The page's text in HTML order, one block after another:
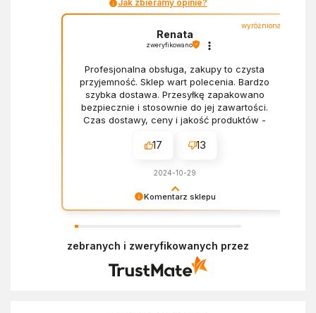
Jak zbieramy opinie?
Komentarz sklepu
doświadczeniem. Z pozdrowieniami, Zespół
wyróżniona
Renata
zweryfikowano
Profesjonalna obsługa, zakupy to czysta
przyjemność. Sklep wart polecenia. Bardzo
szybka dostawa. Przesyłkę zapakowano
bezpiecznie i stosownie do jej zawartości.
Czas dostawy, ceny i jakość produktów -
17 13
2024-10-29
zebranych i zweryfikowanych przez